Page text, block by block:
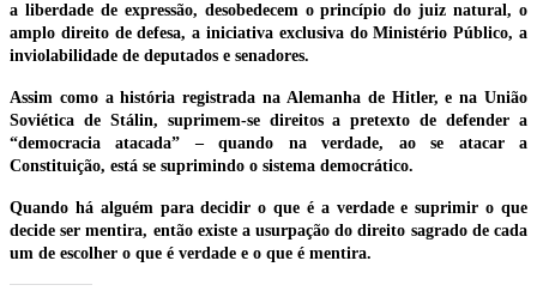
a liberdade de expressão, desobedecem o princípio do juiz natural, o
amplo direito de defesa, a iniciativa exclusiva do Ministério Público, a
inviolabilidade de deputados e senadores.
Assim como a história registrada na Alemanha de Hitler, e na União
Soviética de Stálin, suprimem-se direitos a pretexto de defender a
“democracia atacada” – quando na verdade, ao se atacar a
Constituição, está se suprimindo o sistema democrático.
Quando há alguém para decidir o que é a verdade e suprimir o que
decide ser mentira, então existe a usurpação do direito sagrado de cada
um de escolher o que é verdade e o que é mentira.